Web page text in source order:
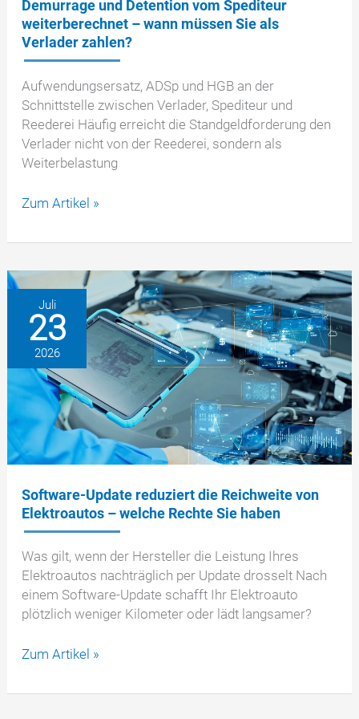
Demurrage und Detention vom Spediteur
weiterberechnet – wann müssen Sie als
Verlader zahlen?
Aufwendungsersatz, ADSp und HGB an der
Schnittstelle zwischen Verlader, Spediteur und
Reederei Häufig erreicht die Standgeldforderung den
Verlader nicht von der Reederei, sondern als
Weiterbelastung
Demurrage
Detention
Spediteur
weiterberechnet
wann
müssen
Sie
als
Verlader
zahlen?
Zum Artikel »
Juli
23
2026
Software-Update reduziert die Reichweite von
Elektroautos – welche Rechte Sie haben
Was gilt, wenn der Hersteller die Leistung Ihres
Elektroautos nachträglich per Update drosselt Nach
einem Software-Update schafft Ihr Elektroauto
plötzlich weniger Kilometer oder lädt langsamer?
Software-
reduziert
Zum Artikel »